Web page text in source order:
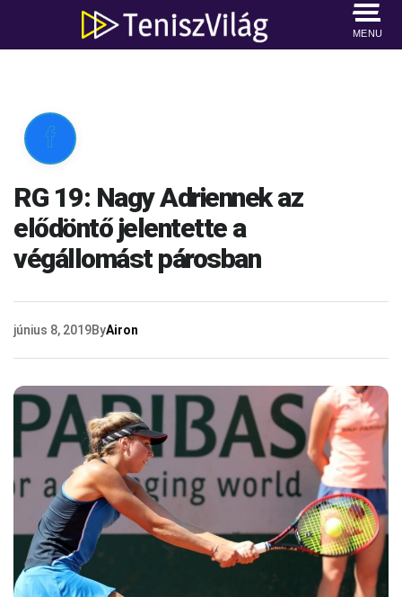
MENU

RG 19: Nagy Adriennek az
elődöntő jelentette a
végállomást párosban
június 8, 2019ByAiron